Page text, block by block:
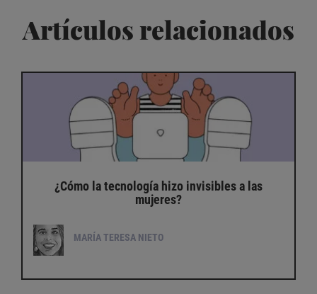
Artículos relacionados
¿Cómo la tecnología hizo invisibles a las
mujeres?
MARÍA TERESA NIETO